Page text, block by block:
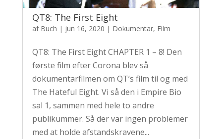
QT8: The First Eight
af Buch | jun 16, 2020 | Dokumentar, Film
QT8: The First Eight CHAPTER 1 – 8! Den
første film efter Corona blev så
dokumentarfilmen om QT’s film til og med
The Hateful Eight. Vi så den i Empire Bio
sal 1, sammen med hele to andre
publikummer. Så der var ingen problemer
med at holde afstandskravene...